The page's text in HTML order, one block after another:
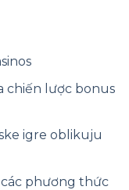
chiến lược bonus
igre oblikuju
phương thức